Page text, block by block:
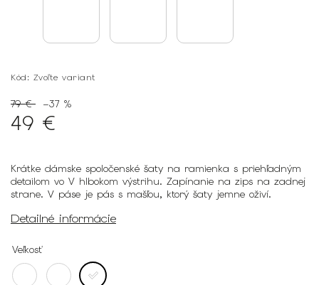
Kód: Zvoľte variant
79 € –37 %
49 €
Krátke dámske spoločenské šaty na ramienka s priehľadným
detailom vo V hlbokom výstrihu. Zapínanie na zips na zadnej
strane. V páse je pás s mašľou, ktorý šaty jemne oživí.
Detailné informácie
Veľkosť